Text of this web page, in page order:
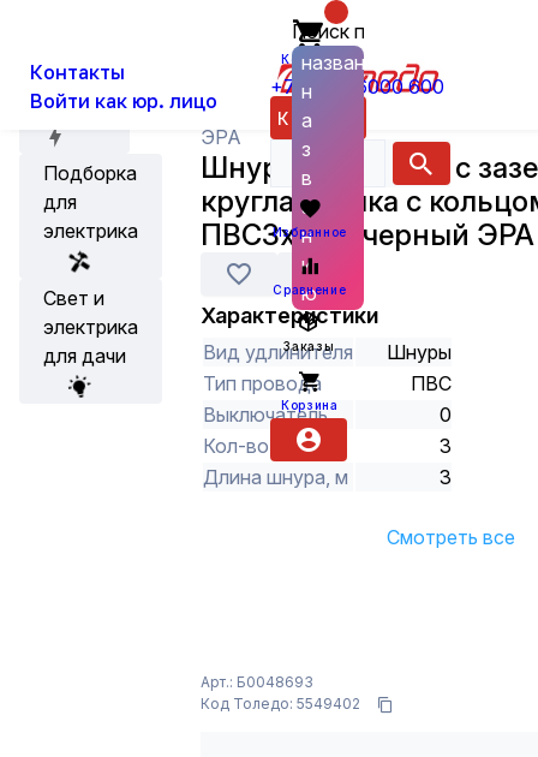
Контакты
Войти как юр. лицо
Корзина
+7 (800) 6000 600
Каталог
Поиск по
названию
н
а
з
в
а
н
и
ю
Избранное
Сравнение
Заказы
Корзина
Акции
Подборка
для
электрика
Свет и
электрика
для дачи
Удлинители, сетевые фильтры,
ЭРА
Шнур сетевой 3м с
круглая вилка с
ПВС3x0,75 черный
Характеристики
Вид удлинителя
Шнуры
Тип провода
ПВС
Выключатель
0
Кол-во жил
3
Длина шнура, м
3
Смотреть все
Арт.: Б0048693
Код Толедо: 5549402